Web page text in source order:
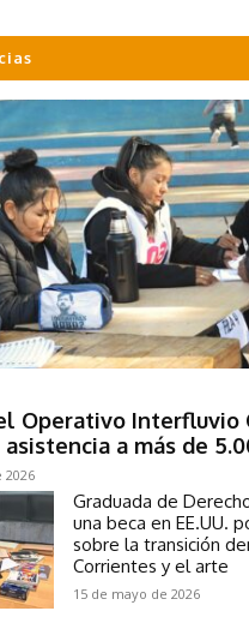
Operativo Interfluvio
asistencia a más de
2026
Graduada de
una beca en EE.UU.
sobre la transición
Corrientes y el arte
15 de mayo de 2026